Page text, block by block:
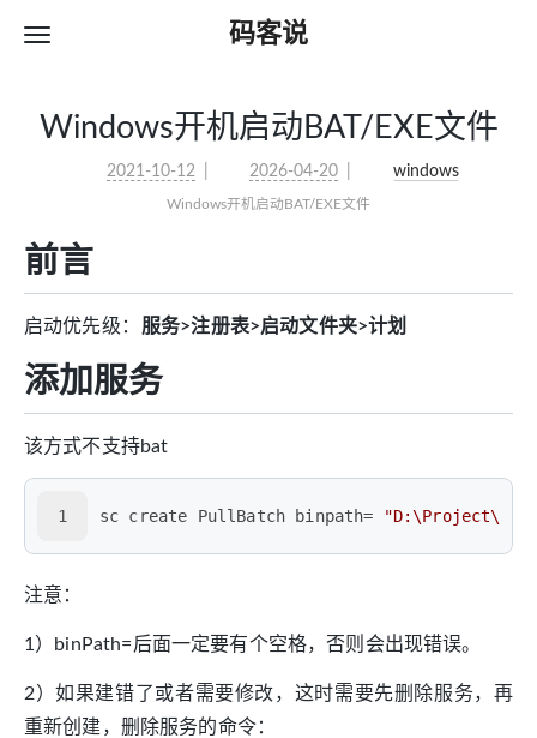
码客说
Windows开机启动BAT/EXE文件
2021-10-12 2026-04-20 windows
Windows开机启动BAT/EXE文件
前言
启动优先级： 服务>注册表>启动文件夹>计划
添加服务
该方式不支持bat
1 sc create PullBatch binpath=
注意：
1）binPath=后面一定要有个空格，否则会出现错误。
2）如果建错了或者需要修改，这时需要先删除服务，再
重新创建，删除服务的命令：